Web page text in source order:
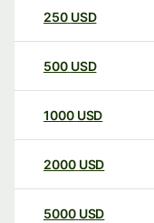
250 USD
500 USD
1000 USD
2000 USD
5000 USD